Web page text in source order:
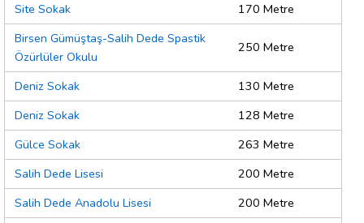
Site Sokak
170 Metre
Birsen Gümüştaş-Salih Dede Spastik
Özürlüler Okulu
250 Metre
Deniz Sokak
130 Metre
Deniz Sokak
128 Metre
Gülce Sokak
263 Metre
Salih Dede Lisesi
200 Metre
Salih Dede Anadolu Lisesi
200 Metre